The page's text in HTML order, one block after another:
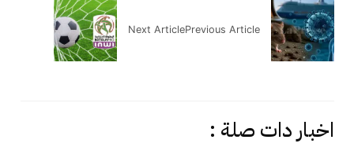
Previous Article
Next Article
اخبار دات صلة :